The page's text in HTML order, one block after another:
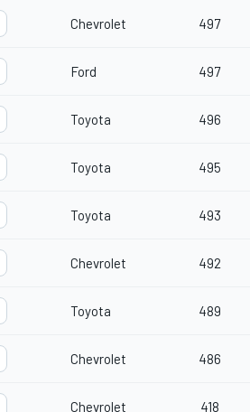
Chevrolet 497
Ford 497
Toyota 496
Toyota 495
Toyota 493
Chevrolet 492
Toyota 489
Chevrolet 486
Chevrolet 418